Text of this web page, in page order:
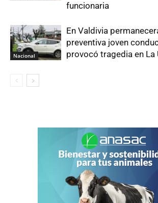
funcionaria
Nacional
En Valdivia
preventiva joven
provocó tragedia en La